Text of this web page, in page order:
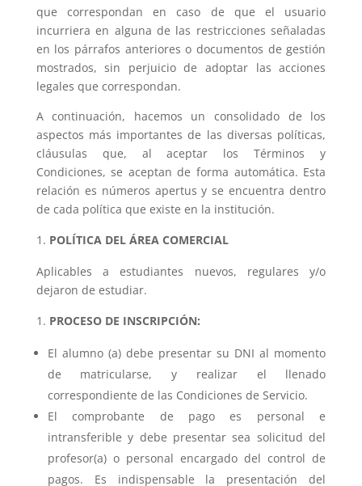
que correspondan en caso de que el usuario
incurriera en alguna de las restricciones señaladas
en los párrafos anteriores o documentos de gestión
mostrados, sin perjuicio de adoptar las acciones
legales que correspondan.
A continuación, hacemos un consolidado de los
aspectos más importantes de las diversas políticas,
cláusulas que, al aceptar los Términos y
Condiciones, se aceptan de forma automática. Esta
relación es números apertus y se encuentra dentro
de cada política que existe en la institución.
POLÍTICA DEL ÁREA COMERCIAL
Aplicables a estudiantes nuevos, regulares y/o
dejaron de estudiar.
PROCESO DE INSCRIPCIÓN:
El alumno (a) debe presentar su DNI al momento
de matricularse, y realizar el llenado
correspondiente de las Condiciones de Servicio.
El comprobante de pago es personal e
intransferible y debe presentar sea solicitud del
profesor(a) o personal encargado del control de
pagos. Es indispensable la presentación del